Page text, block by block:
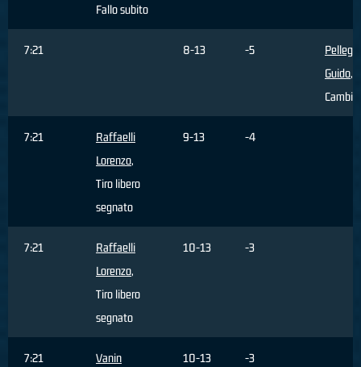
Fallo subito
7:21 8-13 -5
Guido,
Cambio
7:21
Raffaelli
Lorenzo,
Tiro libero
segnato
9-13 -4
7:21
Raffaelli
Lorenzo,
Tiro libero
segnato
10-13 -3
7:21 Vanin 10-13 -3